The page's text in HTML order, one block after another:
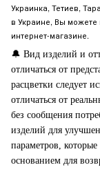
Украинка, Тетиев,
в Украине, Вы
интернет-магазине.
🔔 Вид изделий и
отличаться от
расцветки следует
отличаться от
без сообщения
изделий для
параметров,
основанием для